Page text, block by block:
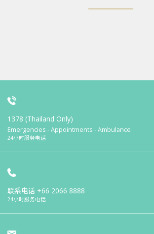
1378 (Thailand Only)
Emergencies - Appointments - Ambulance
24小时服务电话
联系电话 +66 2066 8888
24小时服务电话